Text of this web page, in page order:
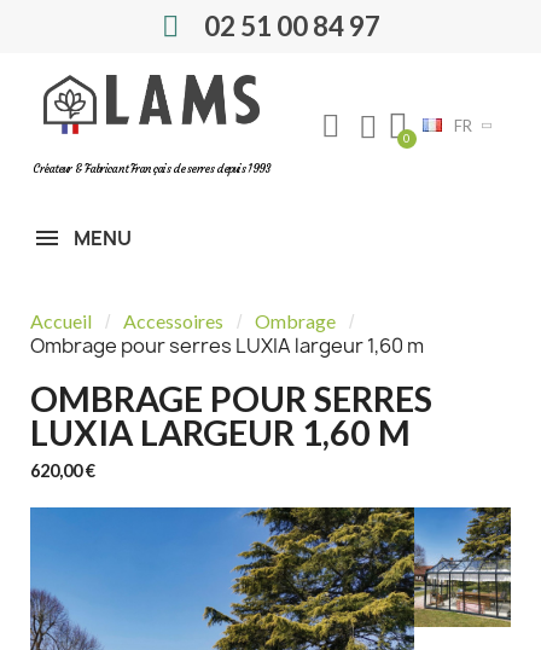
02 51 00 84 97
Créateur & Fabricant Français de serres depuis 1993
FR
MENU
Accueil Accessoires Ombrage
Ombrage pour serres LUXIA largeur 1,60 m
OMBRAGE POUR SERRES
LUXIA LARGEUR 1,60 M
620,00 €